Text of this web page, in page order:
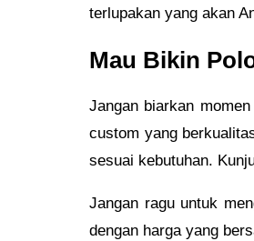
terlupakan yang akan
Mau Bikin
Jangan biarkan
custom yang
sesuai kebutuhan.
Jangan ragu untuk
dengan harga yang